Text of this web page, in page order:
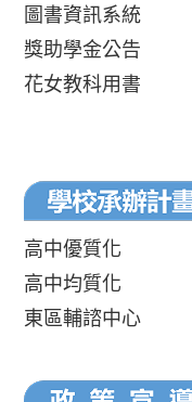
圖書資訊系統
獎助學金公告
花女教科用書
高中優質化
高中均質化
東區輔諮中心